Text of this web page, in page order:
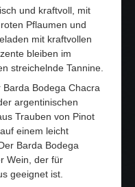
und kraftvoll, mit
Pflaumen und
mit kraftvollen
bleiben im
streichelnde Tannine.
Barda Bodega Chacra
argentinischen
Trauben von Pinot
einem leicht
Barda Bodega
Wein, der für
geeignet ist.